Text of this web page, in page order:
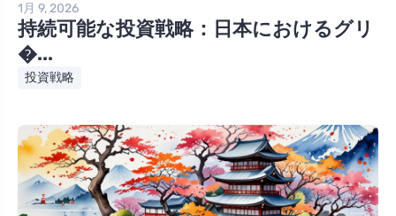
1月 9, 2026
持続可能な投資戦略：日本におけるグリ
�...
投資戦略